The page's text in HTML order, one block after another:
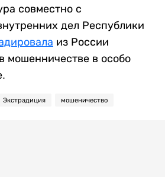
совместно с
дел Республики
из России
мошенничестве в особо
Экстрадиция мошеничество